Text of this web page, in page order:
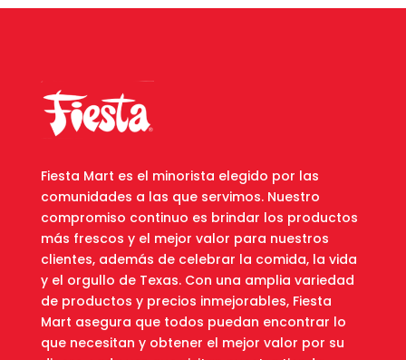
Fiesta Mart es el minorista elegido por las
comunidades a las que servimos. Nuestro
compromiso continuo es brindar los productos
más frescos y el mejor valor para nuestros
clientes, además de celebrar la comida, la vida
y el orgullo de Texas. Con una amplia variedad
de productos y precios inmejorables, Fiesta
Mart asegura que todos puedan encontrar lo
que necesitan y obtener el mejor valor por su